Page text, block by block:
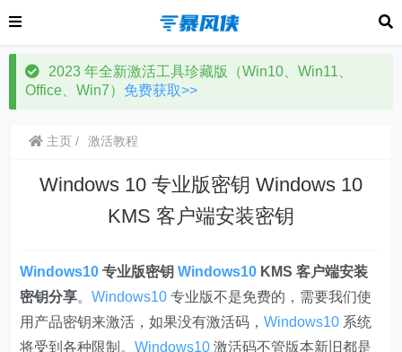
2023 年全新激活工具珍藏版（Win10、Win11、
Office、Win7） 免费获取>>
主页 激活教程
Windows 10 专业版密钥 Windows 10
KMS 客户端安装密钥
Windows10 专业版密钥Windows10 KMS 客户端安装
密钥分享。Windows10 专业版不是免费的，需要我们使
用产品密钥来激活，如果没有激活码，Windows10 系统
将受到各种限制。Windows10 激活码不管版本新旧都是